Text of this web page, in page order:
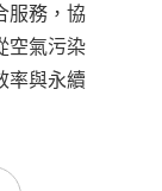
服務，協
空氣污染
率與永續